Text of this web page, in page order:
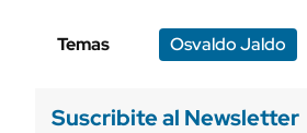
Temas Osvaldo Jaldo
Suscribite al Newsletter